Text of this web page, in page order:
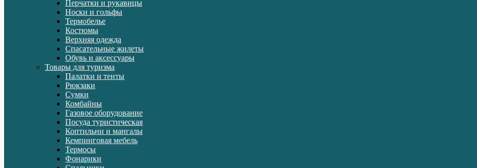
Перчатки и рукавицы
Носки и гольфы
Термобелье
Костюмы
Верхняя одежда
Спасательные жилеты
Обувь и аксессуары
Товары для туризма
Палатки и тенты
Рюкзаки
Сумки
Комбайны
Газовое оборудование
Посуда туристическая
Коптильни и мангалы
Кемпинговая мебель
Термосы
Фонарики